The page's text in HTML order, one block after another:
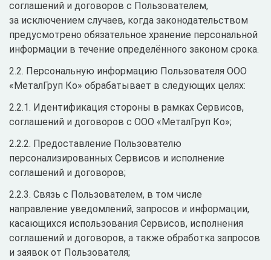
соглашений и договоров с Пользователем,
за исключением случаев, когда законодательством
предусмотрено обязательное хранение персональной
информации в течение определённого законом срока.
2.2. Персональную информацию Пользователя ООО
«МеталГруп Ко» обрабатывает в следующих целях:
2.2.1. Идентификация стороны в рамках Сервисов,
соглашений и договоров с ООО «МеталГруп Ко»;
2.2.2. Предоставление Пользователю
персонализированных Сервисов и исполнение
соглашений и договоров;
2.2.3. Связь с Пользователем, в том числе
направление уведомлений, запросов и информации,
касающихся использования Сервисов, исполнения
соглашений и договоров, а также обработка запросов
и заявок от Пользователя;